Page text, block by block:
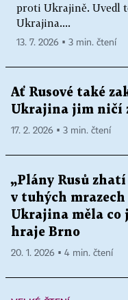
proti Ukrajině. Uvedl
Ukrajina....
13. 7. 2026 ▪ 3 min. čtení
Ať Rusové také
Ukrajina jim ničí
17. 2. 2026 ▪ 3 min. čtení
„Plány Rusů
v tuhých
Ukrajina měla co
hraje Brno
20. 1. 2026 ▪ 4 min. čtení